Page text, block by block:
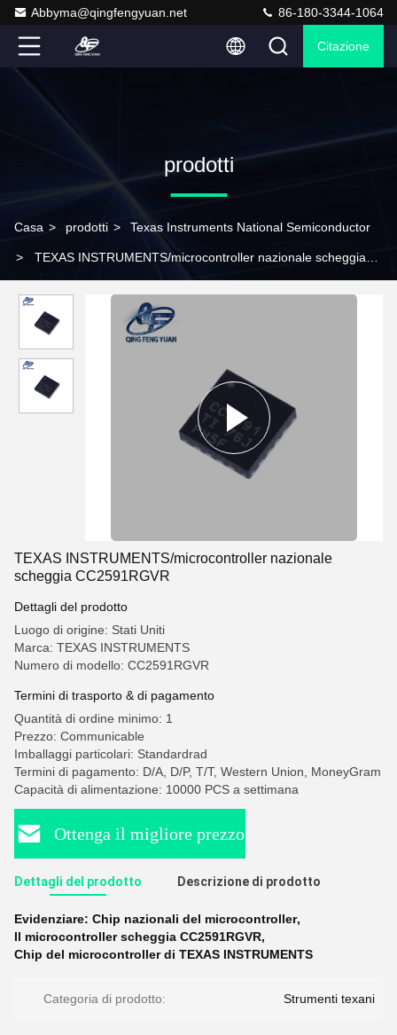
Abbyma@qingfengyuan.net 86-180-3344-1064
Citazione
prodotti
Casa > prodotti > Texas Instruments National Semiconductor
> TEXAS INSTRUMENTS/microcontroller nazionale scheggia
TEXAS INSTRUMENTS/microcontroller nazionale
scheggia CC2591RGVR
Dettagli del prodotto
Luogo di origine: Stati Uniti
Marca: TEXAS INSTRUMENTS
Numero di modello: CC2591RGVR
Termini di trasporto & di pagamento
Quantità di ordine minimo: 1
Prezzo: Communicable
Imballaggi particolari: Standardrad
Termini di pagamento: D/A, D/P, T/T, Western Union, MoneyGram
Capacità di alimentazione: 10000 PCS a settimana
Ottenga il migliore prezzo
Dettagli del prodotto Descrizione di prodotto
Evidenziare: Chip nazionali del microcontroller,
Il microcontroller scheggia CC2591RGVR,
Chip del microcontroller di TEXAS INSTRUMENTS
Categoria di prodotto: Strumenti texani